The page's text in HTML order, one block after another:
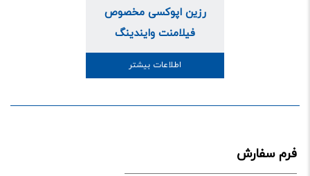
رزین اپوکسی مخصوص
فیلامنت وایندینگ
اطلاعات بیشتر
فرم سفارش